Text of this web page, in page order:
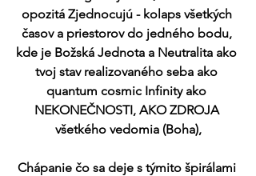
opozitá Zjednocujú - kolaps všetkých
časov a priestorov do jedného bodu,
kde je Božská Jednota a Neutralita ako
tvoj stav realizovaného seba ako
quantum cosmic Infinity ako
NEKONEČNOSTI, AKO ZDROJA
všetkého vedomia (Boha),
Chápanie čo sa deje s týmito špirálami